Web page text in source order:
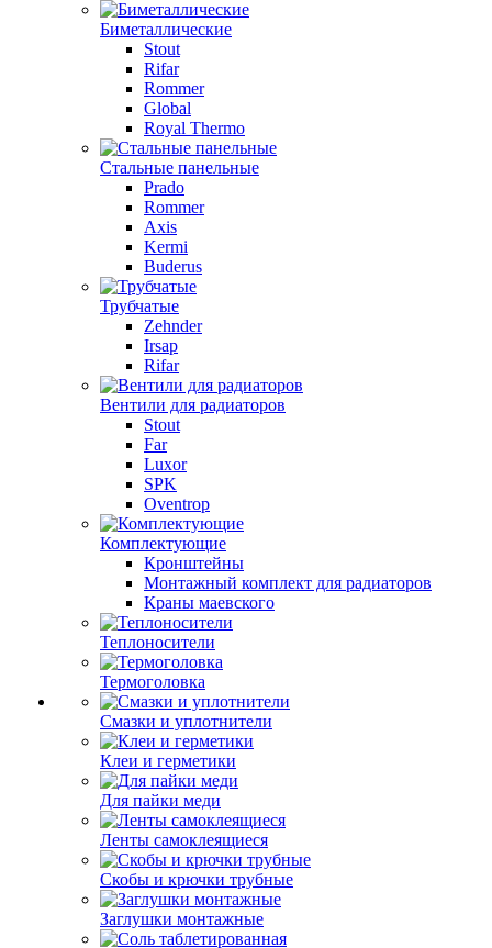
Биметаллические
Stout
Rifar
Rommer
Global
Royal Thermo
Стальные панельные
Prado
Rommer
Axis
Kermi
Buderus
Трубчатые
Zehnder
Irsap
Rifar
Вентили для радиаторов
Stout
Far
Luxor
SPK
Oventrop
Комплектующие
Кронштейны
Монтажный комплект для радиаторов
Краны маевского
Теплоносители
Термоголовка
Смазки и уплотнители
Клеи и герметики
Для пайки меди
Ленты самоклеящиеся
Скобы и крючки трубные
Заглушки монтажные